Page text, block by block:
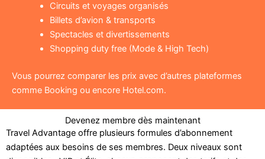
Circuits et voyages organisés
Billets d’avion & transports
Spectacles et divertissements
Shopping duty free (Mode & High Tech)
Vous pourrez comparer les prix avec d’autres plateformes
comme Booking ou encore Hotel.com.
Devenez membre dès maintenant
Travel Advantage offre plusieurs formules d’abonnement
adaptées aux besoins de ses membres. Deux niveaux sont